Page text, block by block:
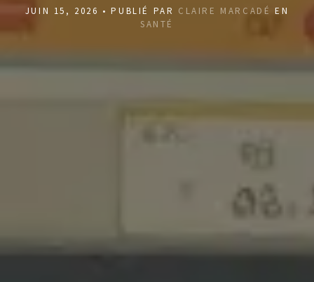
JUIN 15, 2026 • PUBLIÉ PAR CLAIRE MARCADÉ EN
SANTÉ